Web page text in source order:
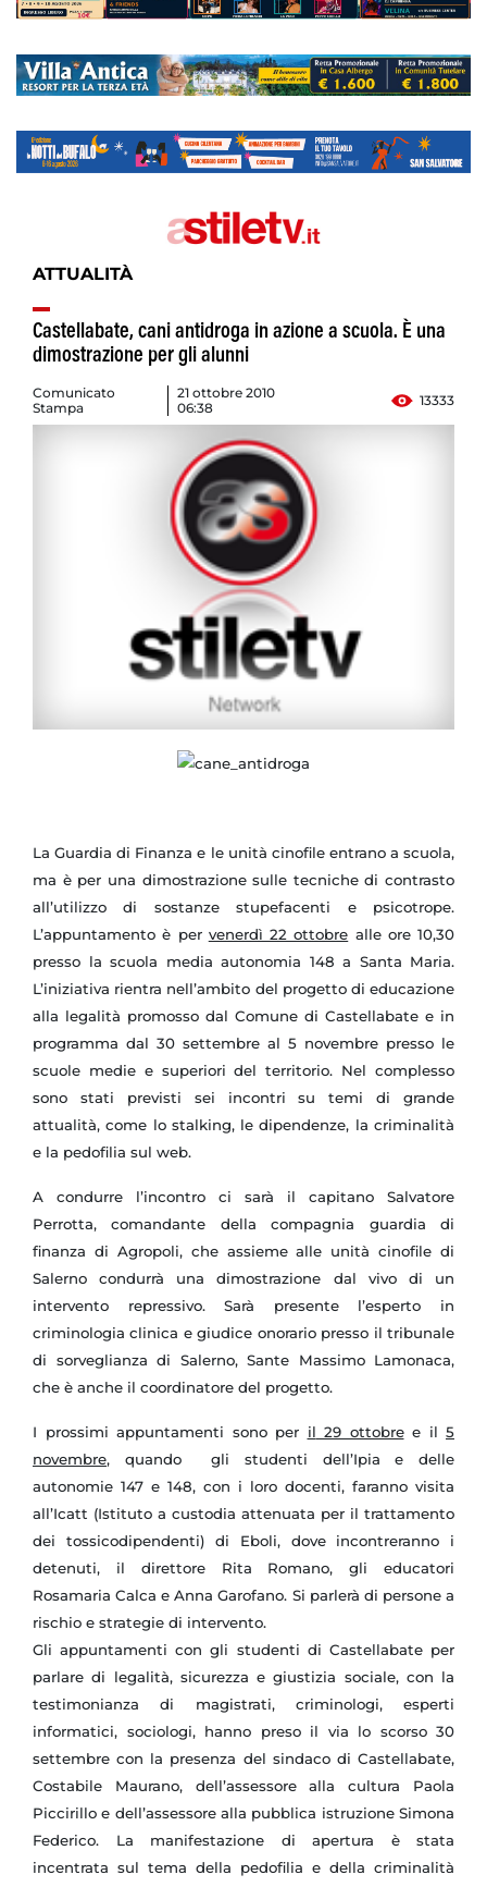
ATTUALITÀ
Castellabate, cani antidroga in azione a scuola. È una
dimostrazione per gli alunni
Comunicato
Stampa
21 ottobre 2010
06:38
13333
La Guardia di Finanza e le unità cinofile entrano a scuola,
ma è per una dimostrazione sulle tecniche di contrasto
all’utilizzo di sostanze stupefacenti e psicotrope.
L’appuntamento è per venerdì 22 ottobre alle ore 10,30
presso la scuola media autonomia 148 a Santa Maria.
L’iniziativa rientra nell’ambito del progetto di educazione
alla legalità promosso dal Comune di Castellabate e in
programma dal 30 settembre al 5 novembre presso le
scuole medie e superiori del territorio. Nel complesso
sono stati previsti sei incontri su temi di grande
attualità, come lo stalking, le dipendenze, la criminalità
e la pedofilia sul web.
A condurre l’incontro ci sarà il capitano Salvatore
Perrotta, comandante della compagnia guardia di
finanza di Agropoli, che assieme alle unità cinofile di
Salerno condurrà una dimostrazione dal vivo di un
intervento repressivo. Sarà presente l’esperto in
criminologia clinica e giudice onorario presso il tribunale
di sorveglianza di Salerno, Sante Massimo Lamonaca,
che è anche il coordinatore del progetto.
I prossimi appuntamenti sono per il 29 ottobree il 5
novembre, quando gli studenti dell’Ipia e delle
autonomie 147 e 148, con i loro docenti, faranno visita
all’Icatt (Istituto a custodia attenuata per il trattamento
dei tossicodipendenti) di Eboli, dove incontreranno i
detenuti, il direttore Rita Romano, gli educatori
Rosamaria Calca e Anna Garofano. Si parlerà di persone a
rischio e strategie di intervento.
Gli appuntamenti con gli studenti di Castellabate per
parlare di legalità, sicurezza e giustizia sociale, con la
testimonianza di magistrati, criminologi, esperti
informatici, sociologi, hanno preso il via lo scorso 30
settembre con la presenza del sindaco di Castellabate,
Costabile Maurano, dell’assessore alla cultura Paola
Piccirillo e dell’assessore alla pubblica istruzione Simona
Federico. La manifestazione di apertura è stata
incentrata sul tema della pedofilia e della criminalità